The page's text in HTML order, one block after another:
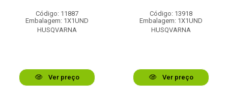
Código: 11887
Embalagem: 1X1UND
HUSQVARNA
Ver preço
Código: 13918
Embalagem: 1X1UND
HUSQVARNA
Ver preço